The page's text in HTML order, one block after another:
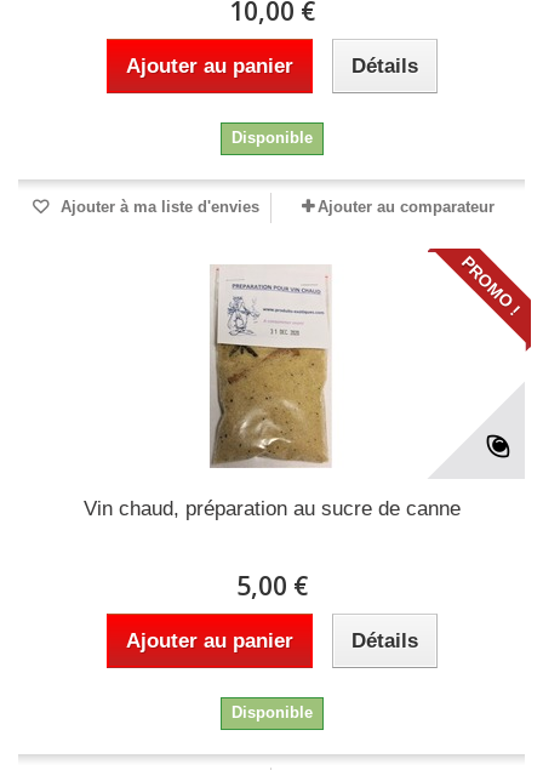
10,00 €
Ajouter au panier Détails
Disponible
Ajouter à ma liste d'envies Ajouter au comparateur
PROMO !
Vin chaud, préparation au sucre de canne
5,00 €
Ajouter au panier Détails
Disponible